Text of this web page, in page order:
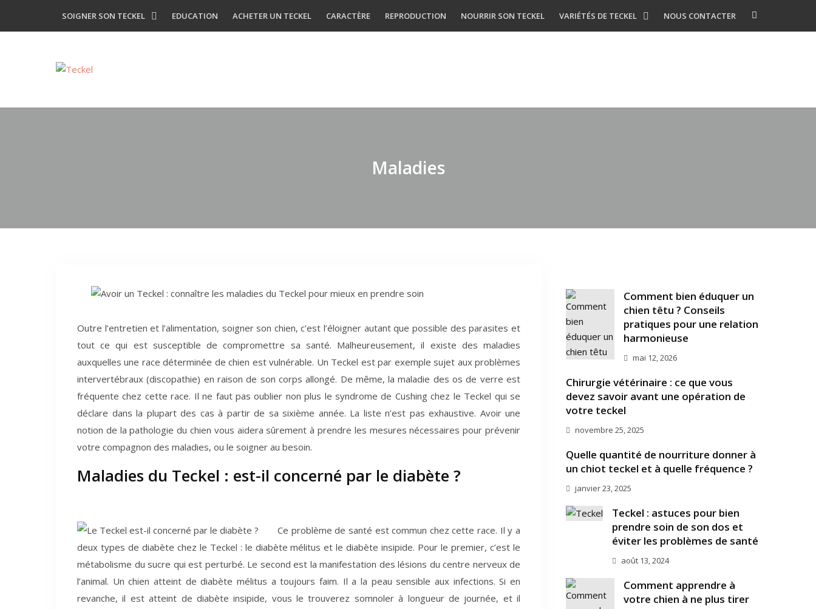
SOIGNER SON TECKEL EDUCATION ACHETER UN TECKEL CARACTÈRE REPRODUCTION NOURRIR SON TECKEL VARIÉTÉS DE TECKEL NOUS CONTACTER
Maladies
Outre l’entretien et l’alimentation, soigner son chien, c’est l’éloigner autant que possible des parasites et
tout ce qui est susceptible de compromettre sa santé. Malheureusement, il existe des maladies
auxquelles une race déterminée de chien est vulnérable. Un Teckel est par exemple sujet aux problèmes
intervertébraux (discopathie) en raison de son corps allongé. De même, la maladie des os de verre est
fréquente chez cette race. Il ne faut pas oublier non plus le syndrome de Cushing chez le Teckel qui se
déclare dans la plupart des cas à partir de sa sixième année. La liste n’est pas exhaustive. Avoir une
notion de la pathologie du chien vous aidera sûrement à prendre les mesures nécessaires pour prévenir
votre compagnon des maladies, ou le soigner au besoin.
Maladies du Teckel : est-il concerné par le diabète ?
Ce problème de santé est commun chez cette race. Il y a
deux types de diabète chez le Teckel : le diabète mélitus et le diabète insipide. Pour le premier, c’est le
métabolisme du sucre qui est perturbé. Le second est la manifestation des lésions du centre nerveux de
l’animal. Un chien atteint de diabète mélitus a toujours faim. Il a la peau sensible aux infections. Si en
revanche, il est atteint de diabète insipide, vous le trouverez somnoler à longueur de journée, et il
Comment bien éduquer un
chien têtu ? Conseils
pratiques pour une relation
harmonieuse
mai 12, 2026
Chirurgie vétérinaire : ce que vous
devez savoir avant une opération de
votre teckel
novembre 25, 2025
Quelle quantité de nourriture donner à
un chiot teckel et à quelle fréquence ?
janvier 23, 2025
Teckel : astuces pour bien
prendre soin de son dos et
éviter les problèmes de santé
août 13, 2024
Comment apprendre à
votre chien à ne plus tirer